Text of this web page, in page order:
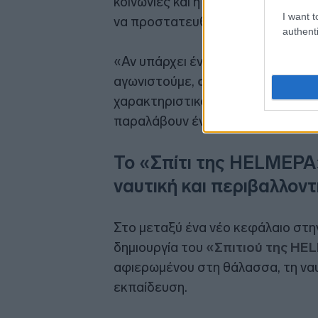
I want
να προστατευθεί.
«Αν υπάρχει ένας πραγματικά
αγωνιστούμε, αυτός είναι οι
χαρακτηριστικά, καλώντας όλους
παραλάβουν ένα καλύτερο και πιο
Το «Σπίτι της
ναυτική και
Στο μεταξύ ένα νέο κεφάλαιο
δημιουργία του «Σπιτιού της
αφιερωμένου στη θάλασσα, τη
εκπαίδευση.